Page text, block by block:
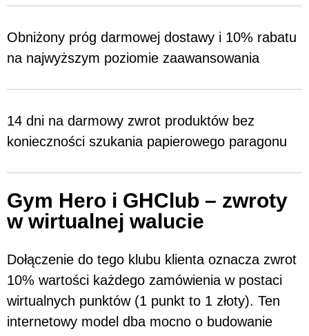
Obniżony próg darmowej dostawy i 10% rabatu
na najwyższym poziomie zaawansowania
14 dni na darmowy zwrot produktów bez
konieczności szukania papierowego paragonu
Gym Hero i GHClub – zwroty
w wirtualnej walucie
Dołączenie do tego klubu klienta oznacza zwrot
10% wartości każdego zamówienia w postaci
wirtualnych punktów (1 punkt to 1 złoty). Ten
internetowy model dba mocno o budowanie